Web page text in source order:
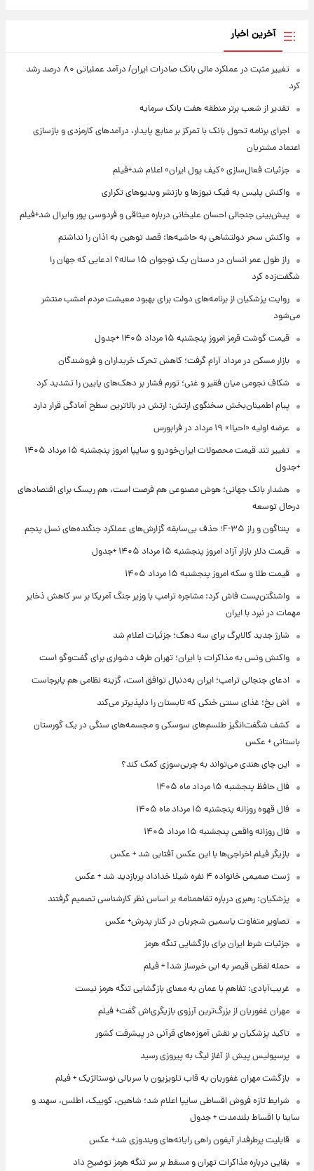
آخرین اخبار
تغییر مثبت در عملکرد مالی بانک صادرات ایران/ درآمد عملیاتی ۸۰ درصد رشد
کرد
تقدیر از شعب برتر منطقه هفت بانک سرمایه
اجرای برنامه تحول بانک با تمرکز بر منابع پایدار، درآمدهای کارمزدی و بازسازی
اعتماد مشتریان
جزئیات فعال‌سازی «کیف پول ایران» اعلام شد+فیلم
واکنش پلیس به فیک نیوزها و بازنشر ویدیوهای تکراری
پیش‌بینی جنجالی احسان علیخانی درباره میثاقی و فردوسی پور وایرال شد+فیلم
واکنش سحر دولتشاهی به حاشیه‌ها: قصد توهین به اذان را نداشتم
راز طول عمر انسان در دستان یک نوجوان ۱۵ ساله؟ ادعایی که جهان را
شگفت‌زده کرد
روایت پزشکیان از برنامه‌های دولت برای بهبود معیشت مردم امشب منتشر
می‌شود
قیمت گوشت قرمز امروز پنجشنبه ۱۵ مرداد ۱۴۰۵ +جدول
بازار مسکن در مرداد آرام گرفت؛ کاهش تحرک خریداران و فروشندگان
شکاف نجومی میان فقیر و غنی؛ تورم فشار بر دهک‌های پایین را تشدید کرد
پیام اطمینان‌بخش سخنگوی ارتش: ارتش در بالاترین سطح آمادگی قرار دارد
عرضه اولیه «احیا۱» ۱۹ مرداد در فرابورس
تغییر تند قیمت محصولات ایران‌خودرو و سایپا امروز پنجشنبه ۱۵ مرداد ۱۴۰۵
+جدول
هشدار بانک جهانی؛ هوش مصنوعی هم فرصت است، هم ریسک برای اقتصادهای
درحال توسعه
پنتاگون و راز F-۳۵؛ حذف بی‌سابقه گزارش‌های عملکرد جنگنده‌های نسل پنجم
قیمت دلار بازار آزاد امروز پنجشنبه ۱۵ مرداد ۱۴۰۵ +جدول
قیمت طلا و سکه امروز پنجشنبه ۱۵ مرداد ۱۴۰۵
واشنگتن‌پست فاش کرد: مشاجره ترامپ با وزیر جنگ آمریکا بر سر کاهش ذخایر
مهمات در نبرد با ایران
شارژ جدید کالابرگ برای سه دهک؛ جزئیات اعلام شد
واکنش ونس به مذاکرات با ایران؛ تهران طرف دشواری برای گفت‌وگو است
ادعای جنجالی ترامپ؛ ایران به‌دنبال توافق است، گزینه نظامی هم پابرجاست
آش یخ؛ غذای سنتی خنکی که تابستان را دلپذیرتر می‌کند
کشف شگفت‌انگیز طلسم‌های سوسکی و مجسمه‌های سنگی در یک گورستان
باستانی + عکس
این چای هندی می‌تواند به چربی‌سوزی کمک کند؟
فال حافظ پنجشنبه ۱۵ مرداد ماه ۱۴۰۵
فال قهوه روزانه پنجشنبه ۱۵ مرداد ماه ۱۴۰۵
فال روزانه واقعی پنجشنبه ۱۵ مرداد ۱۴۰۵
بازیگر فیلم اخراجی‌ها با این عکس آفتابی شد + عکس
ژست صمیمی خانواده ۴ نفره شیلا خداداد پربازدید شد + عکس
پزشکیان: رهبری درباره تفاهمنامه بر اساس نظر کارشناسی تصمیم گرفتند
تصاویر متفاوت یاسمین شجریان در کنار پدرش+ عکس
جزئیات شرط ایران برای بازگشایی تنگه هرمز
حمله لفظی قیصر به ابی خبرساز شد! + فیلم
غریب‌آبادی: تفاهم با عمان به معنای بازگشایی تنگه هرمز نیست
مهران غفوریان از بزرگ‌ترین آرزوی بازیگری‌اش گفت+ فیلم
تاکید پزشکیان بر نقش آموزه‌های قرآنی در پیشرفت کشور
پرسپولیس پیش از آغاز لیگ به پیروزی رسید
بازگشت مهران غفوریان به قاب تلویزیون با سریالی نوستالژیک + فیلم
شرایط تازه فروش اقساطی سایپا اعلام شد؛ شاهین، کوییک، اطلس، سهند و
ساینا با اقساط بلندمدت + جدول
قابلیت پرطرفدار آیفون راهی رایانه‌های ویندوزی شد+ عکس
بقایی درباره مذاکرات تهران و مسقط بر سر تنگه هرمز توضیح داد